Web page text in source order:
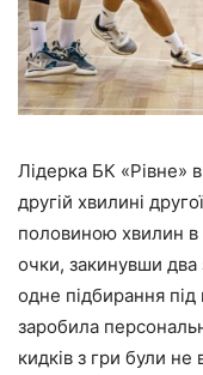
Лідерка БК «Рівне»
другій хвилині
половиною хвилин в
очки, закинувши
одне підбирання
заробила
кидків з гри були